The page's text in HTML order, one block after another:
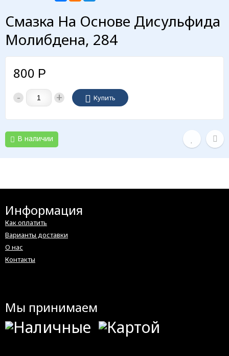
Смазка На Основе Дисульфида
Молибдена, 284
800 Р
- + Купить
В наличии
Информация
Как оплатить
Варианты доставки
О нас
Контакты
Мы принимаем